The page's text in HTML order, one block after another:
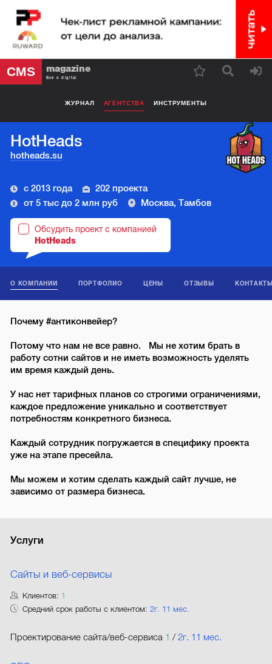
CMS magazine
Все о digital
ЖУРНАЛ АГЕНТСТВА ИНСТРУМЕНТЫ
HotHeads
hotheads.su
с 2013 года
202 проекта
от 5 тыс до 2 млн руб
Москва, Тамбов
Обсудить проект с компанией
HotHeads
О КОМПАНИИ ПОРТФОЛИО ЦЕНЫ ОТЗЫВЫ
Почему #антиконвейер?
Потому что нам не все равно. Мы не хотим брать в
работу сотни сайтов и не иметь возможность уделять
им время каждый день.
У нас нет тарифных планов со строгими ограничениями,
каждое предложение уникально и соответствует
потребностям конкретного бизнеса.
Каждый сотрудник погружается в специфику проекта
уже на этапе пресейла.
Мы можем и хотим сделать каждый сайт лучше, не
зависимо от размера бизнеса.
Услуги
Сайты и веб-сервисы
Клиентов: 1
Средний срок работы с клиентом:2г. 11 мес.
Проектирование сайта/веб-сервиса 1 /2г. 11 мес.